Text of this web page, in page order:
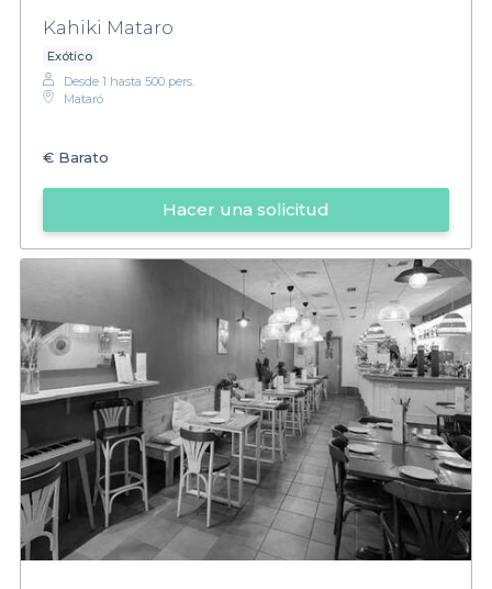
Kahiki Mataro
Exótico
Desde 1 hasta 500 pers.
Mataró
€ Barato
Hacer una solicitud